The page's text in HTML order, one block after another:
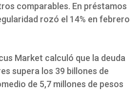
comparables. En préstamos
rozó el 14% en febrero
Market calculó que la deuda
supera los 39 billones de
de 5,7 millones de pesos